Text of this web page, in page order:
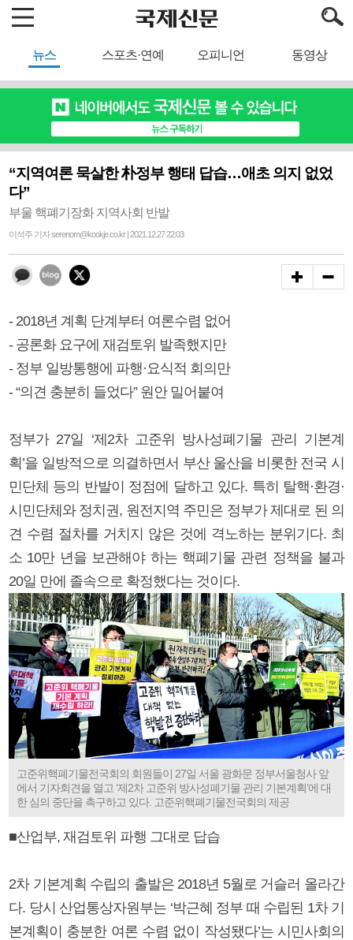
뉴스 스포츠·연예 오피니언 동영상
“지역여론 묵살한 朴정부 행태 답습…애초 의지 없었
다”
부울 핵폐기장화 지역사회 반발
이석주 기자 serenom@kookje.co.kr | 2021.12.27 22:03
- 2018년 계획 단계부터 여론수렴 없어
- 공론화 요구에 재검토위 발족했지만
- 정부 일방통행에 파행·요식적 회의만
- “의견 충분히 들었다” 원안 밀어붙여
정부가 27일 ‘제2차 고준위 방사성폐기물 관리 기본계
획’을 일방적으로 의결하면서 부산 울산을 비롯한 전국 시
민단체 등의 반발이 정점에 달하고 있다. 특히 탈핵·환경·
시민단체와 정치권, 원전지역 주민은 정부가 제대로 된 의
견 수렴 절차를 거치지 않은 것에 격노하는 분위기다. 최
소 10만 년을 보관해야 하는 핵폐기물 관련 정책을 불과
20일 만에 졸속으로 확정했다는 것이다.
고준위핵폐기물전국회의 회원들이 27일 서울 광화문 정부서울청사 앞
에서 기자회견을 열고 ‘제2차 고준위 방사성폐기물 관리 기본계획’에 대
한 심의 중단을 촉구하고 있다. 고준위핵폐기물전국회의 제공
■산업부, 재검토위 파행 그대로 답습
2차 기본계획 수립의 출발은 2018년 5월로 거슬러 올라간
다. 당시 산업통상자원부는 ‘박근혜 정부 때 수립된 1차 기
본계획이 충분한 여론 수렴 없이 작성됐다’는 시민사회의